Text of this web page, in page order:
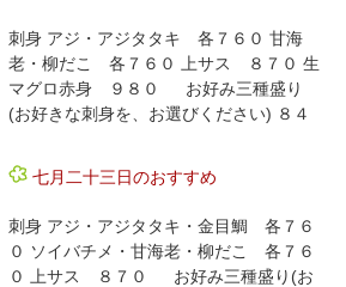
刺身 アジ・アジタタキ 各７６０ 甘海
老・柳だこ 各７６０ 上サス ８７０ 生
マグロ赤身 ９８０ お好み三種盛り
(お好きな刺身を、お選びください) ８４
七月二十三日のおすすめ
刺身 アジ・アジタタキ・金目鯛 各７６
０ ソイバチメ・甘海老・柳だこ 各７６
０ 上サス ８７０ お好み三種盛り(お